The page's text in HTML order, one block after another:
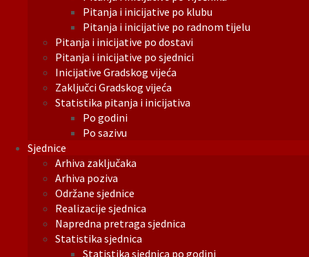
Pitanja i inicijative po klubu
Pitanja i inicijative po radnom tijelu
Pitanja i inicijative po dostavi
Pitanja i inicijative po sjednici
Inicijative Gradskog vijeća
Zaključci Gradskog vijeća
Statistika pitanja i inicijativa
Po godini
Po sazivu
Sjednice
Arhiva zaključaka
Arhiva poziva
Održane sjednice
Realizacije sjednica
Napredna pretraga sjednica
Statistika sjednica
Statistika sjednica po godini